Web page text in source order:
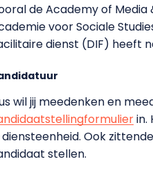
de Academy of Media
voor Sociale
dienst (DIF) heeft
wil jij meedenken en
in.
diensteenheid. Ook
stellen.